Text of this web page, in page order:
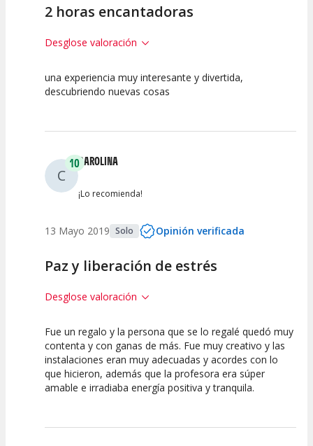
2 horas encantadoras
Desglose valoración
10 10
Guia
una experiencia muy interesante y divertida,
descubriendo nuevas cosas
C
10CAROLINA
¡Lo recomienda!
13 Mayo 2019 Solo Opinión verificada
Paz y liberación de estrés
Desglose valoración
10
Calidad de la
Actividad
10
Atención del
Personal /
Guia
Fue un regalo y la persona que se lo regalé quedó muy
contenta y con ganas de más. Fue muy creativo y las
instalaciones eran muy adecuadas y acordes con lo
que hicieron, además que la profesora era súper
amable e irradiaba energía positiva y tranquila.